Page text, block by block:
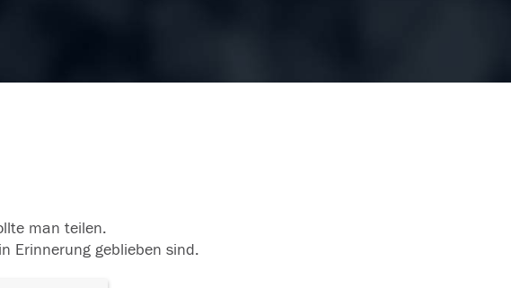
man teilen.
Erinnerung geblieben sind.